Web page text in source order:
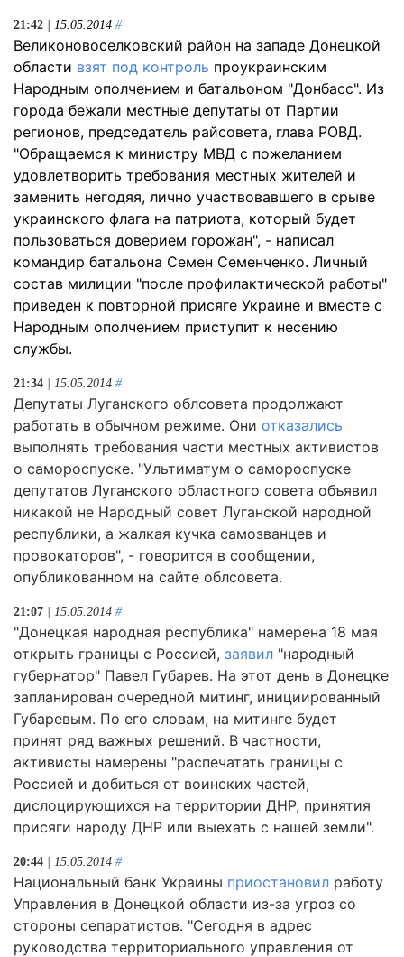
21:42 | 15.05.2014 #
Великоновоселковский район на западе Донецкой
области взят под контроль проукраинским
Народным ополчением и батальоном "Донбасс". Из
города бежали местные депутаты от Партии
регионов, председатель райсовета, глава РОВД.
"Обращаемся к министру МВД с пожеланием
удовлетворить требования местных жителей и
заменить негодяя, лично участвовавшего в срыве
украинского флага на патриота, который будет
пользоваться доверием горожан", - написал
командир батальона Семен Семенченко. Личный
состав милиции "после профилактической работы"
приведен к повторной присяге Украине и вместе с
Народным ополчением приступит к несению
службы.
21:34 | 15.05.2014 #
Депутаты Луганского облсовета продолжают
работать в обычном режиме. Они отказались
выполнять требования части местных активистов
о самороспуске. "Ультиматум о самороспуске
депутатов Луганского областного совета объявил
никакой не Народный совет Луганской народной
республики, а жалкая кучка самозванцев и
провокаторов", - говорится в сообщении,
опубликованном на сайте облсовета.
21:07 | 15.05.2014 #
"Донецкая народная республика" намерена 18 мая
открыть границы с Россией, заявил "народный
губернатор" Павел Губарев. На этот день в Донецке
запланирован очередной митинг, инициированный
Губаревым. По его словам, на митинге будет
принят ряд важных решений. В частности,
активисты намерены "распечатать границы с
Россией и добиться от воинских частей,
дислоцирующихся на территории ДНР, принятия
присяги народу ДНР или выехать с нашей земли".
20:44 | 15.05.2014 #
Национальный банк Украины приостановил работу
Управления в Донецкой области из-за угроз со
стороны сепаратистов. "Сегодня в адрес
руководства территориального управления от